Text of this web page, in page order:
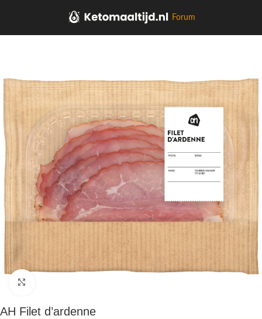
Forum
AH Filet d’ardenne